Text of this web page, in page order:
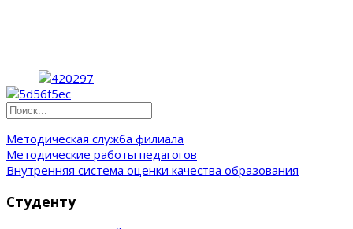
Методическая служба филиала
Методические работы педагогов
Внутренняя система оценки качества образования
Студенту